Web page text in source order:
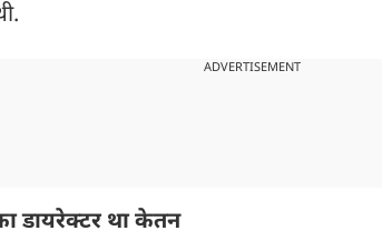
ADVERTISEMENT
डायरेक्टर था केतन